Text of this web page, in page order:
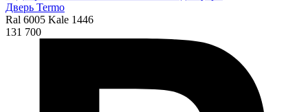
Дверь Termo
Ral 6005 Kale 1446
131 700